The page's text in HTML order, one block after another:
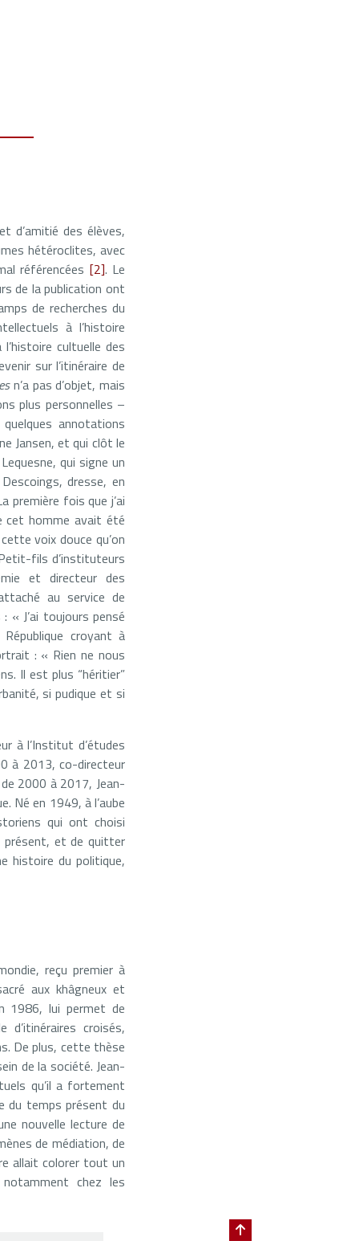
d’amitié des élèves,
hétéroclites, avec
référencées [2]. Le
de la publication ont
de recherches du
à l’histoire
cultuelle des
sur l’itinéraire de
n’a pas d’objet, mais
plus personnelles –
annotations
Jansen, et qui clôt le
qui signe un
dresse, en
première fois que j’ai
cet homme avait été
voix douce qu’on
fils d’instituteurs
et directeur des
au service de
« J’ai toujours pensé
République croyant à
: « Rien ne nous
Il est plus “héritier”
si pudique et si
à l’Institut d’études
à 2013, co-directeur
2000 à 2017, Jean-
Né en 1949, à l’aube
qui ont choisi
présent, et de quitter
histoire du politique,
reçu premier à
aux khâgneux et
1986, lui permet de
croisés,
De plus, cette thèse
de la société. Jean-
qu’il a fortement
du temps présent du
nouvelle lecture de
de médiation, de
allait colorer tout un
chez les